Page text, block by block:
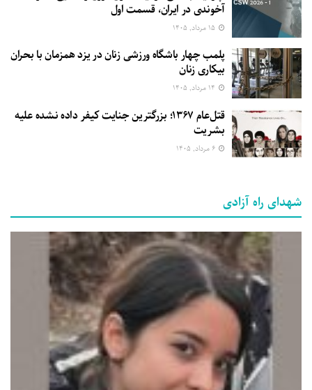
آخوندی در ایران، قسمت اول
پلمب چهار باشگاه ورزشی زنان در یزد همزمان با بحران
بیکاری زنان
قتل‌عام ۱۳۶۷؛ بزرگترین جنایت کیفر داده نشده علیه
بشریت
شهدای راه آزادی